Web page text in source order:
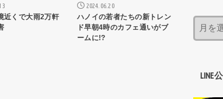
近くで大雨2万軒
2024.06.20
ハノイの若者たちの新トレン
ド早朝4時のカフェ通いがブ
ームに!?
LINE